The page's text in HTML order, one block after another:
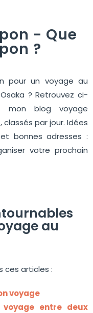
- Que
?
pour un voyage au
? Retrouvez ci-
mon blog voyage
par jour. Idées
bonnes adresses :
votre prochain
au
ces articles :
voyage
entre deux